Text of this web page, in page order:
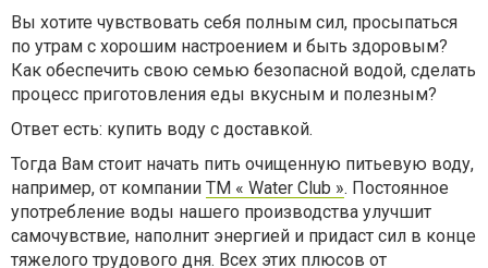
Вы хотите чувствовать себя полным сил, просыпаться
по утрам с хорошим настроением и быть здоровым?
Как обеспечить свою семью безопасной водой, сделать
процесс приготовления еды вкусным и полезным?
Ответ есть: купить воду с доставкой.
Тогда Вам стоит начать пить очищенную питьевую воду,
например, от компании ТМ « Water Club ». Постоянное
употребление воды нашего производства улучшит
самочувствие, наполнит энергией и придаст сил в конце
тяжелого трудового дня. Всех этих плюсов от